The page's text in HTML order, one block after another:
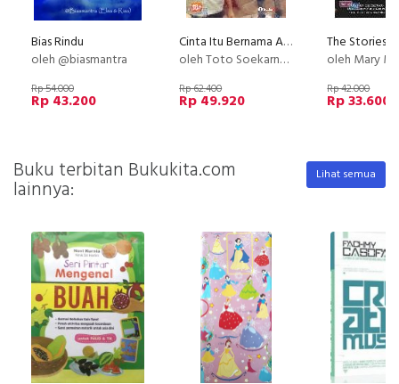
Bias Rindu
oleh @biasmantra
Rp 54.000
Rp 43.200
Cinta Itu Bernama Ardan
oleh Toto Soekarnowanda
Rp 62.400
Rp 49.920
oleh Mary Mac
Rp 42.000
Rp 33.600
Buku terbitan Bukukita.com
lainnya:
Lihat semua